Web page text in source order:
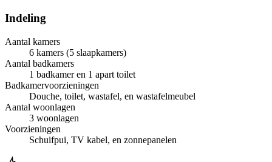
Indeling
Aantal kamers
6 kamers (5 slaapkamers)
Aantal badkamers
1 badkamer en 1 apart toilet
Badkamervoorzieningen
Douche, toilet, wastafel, en wastafelmeubel
Aantal woonlagen
3 woonlagen
Voorzieningen
Schuifpui, TV kabel, en zonnepanelen